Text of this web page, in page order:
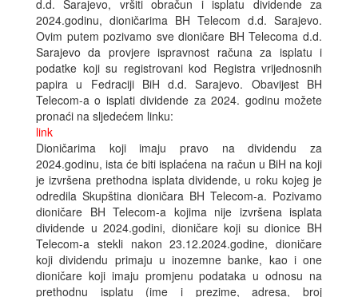
d.d. Sarajevo, vršiti obračun i isplatu dividende za
2024.godinu, dioničarima BH Telecom d.d. Sarajevo.
Ovim putem pozivamo sve dioničare BH Telecoma d.d.
Sarajevo da provjere ispravnost računa za isplatu i
podatke koji su registrovani kod Registra vrijednosnih
papira u Fedraciji BiH d.d. Sarajevo. Obavijest BH
Telecom-a o isplati dividende za 2024. godinu možete
pronaći na sljedećem linku:
link
Dioničarima koji imaju pravo na dividendu za
2024.godinu, ista će biti isplaćena na račun u BiH na koji
je izvršena prethodna isplata dividende, u roku kojeg je
odredila Skupština dioničara BH Telecom-a. Pozivamo
dioničare BH Telecom-a kojima nije izvršena isplata
dividende u 2024.godini, dioničare koji su dionice BH
Telecom-a stekli nakon 23.12.2024.godine, dioničare
koji dividendu primaju u inozemne banke, kao i one
dioničare koji imaju promjenu podataka u odnosu na
prethodnu isplatu (ime i prezime, adresa, broj